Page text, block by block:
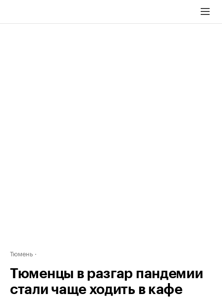
Тюмень
Тюменцы в разгар пандемии
стали чаще ходить в кафе